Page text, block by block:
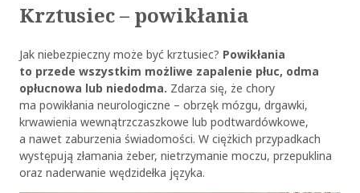
Krztusiec – powikłania
Jak niebezpieczny może być krztusiec? Powikłania
to przede wszystkim możliwe zapalenie płuc, odma
opłucnowa lub niedodma. Zdarza się, że chory
ma powikłania neurologiczne – obrzęk mózgu, drgawki,
krwawienia wewnątrzczaszkowe lub podtwardówkowe,
a nawet zaburzenia świadomości. W ciężkich przypadkach
występują złamania żeber, nietrzymanie moczu, przepuklina
oraz naderwanie wędzidełka języka.